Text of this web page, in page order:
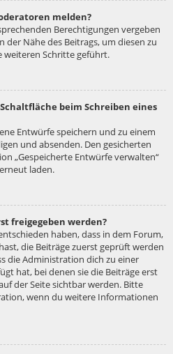
melden?
Berechtigungen vergeben
der Nähe des Beitrags, um diesen zu
weiteren Schritte geführt.
beim Schreiben eines
Entwürfe speichern und zu einem
und absenden. Den gesicherten
„Gespeicherte Entwürfe verwalten“
laden.
freigegeben werden?
haben, dass in dem Forum,
die Beiträge zuerst geprüft werden
die Administration dich zu einer
hat, bei denen sie die Beiträge erst
der Seite sichtbar werden. Bitte
wenn du weitere Informationen